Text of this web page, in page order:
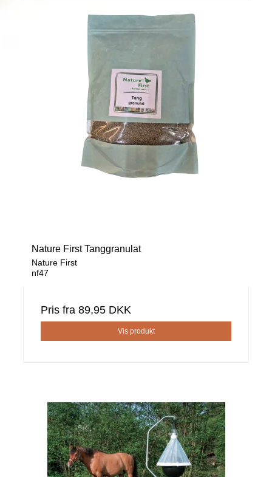
Nature First Tanggranulat
Nature First
nf47
Pris fra 89,95 DKK
Vis produkt